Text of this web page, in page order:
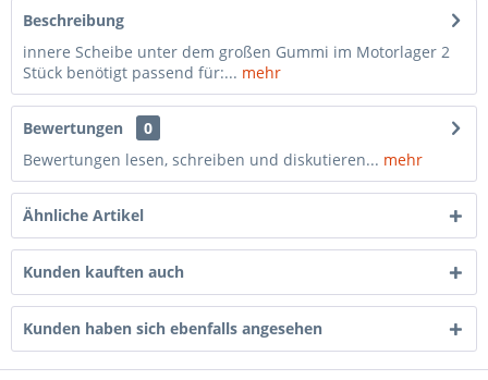
Beschreibung
innere Scheibe unter dem großen Gummi im Motorlager 2
Stück benötigt passend für:... mehr
Bewertungen
0
Bewertungen lesen, schreiben und diskutieren... mehr
Ähnliche Artikel
Kunden kauften auch
Kunden haben sich ebenfalls angesehen